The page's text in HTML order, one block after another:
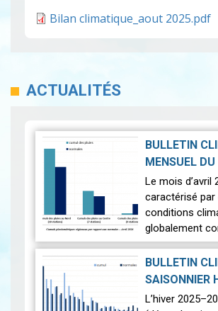
Bilan climatique_aout 2025.pdf
ACTUALITÉS
BULLETIN
MENSUEL
D'AVRIL 2026
2026-05-19
Le mois d’avril
caractérisé par
conditions
globalement
Sur le plan
températures
légèrement
BULLETIN
SAISONNIER
2025-2026|
L’hiver